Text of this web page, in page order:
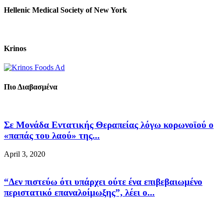
Hellenic Medical Society of New York
Krinos
Πιο Διαβασμένα
Σε Μονάδα Εντατικής Θεραπείας λόγω κορωνοϊού ο
«παπάς του λαού» της...
April 3, 2020
“Δεν πιστεύω ότι υπάρχει ούτε ένα επιβεβαιωμένο
περιστατικό επαναλοίμωξης”, λέει ο...